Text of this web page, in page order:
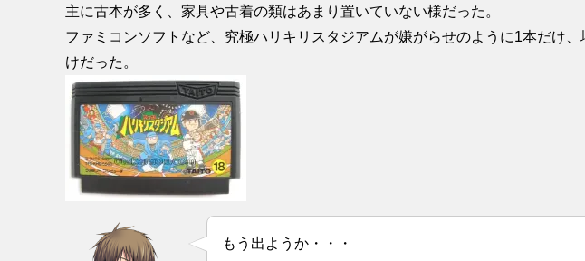
主に古本が多く、家具や古着の類はあまり置いていない様だった。
ファミコンソフトなど、究極ハリキリスタジアムが嫌がらせのように1本だけ
けだった。
もう出ようか・・・